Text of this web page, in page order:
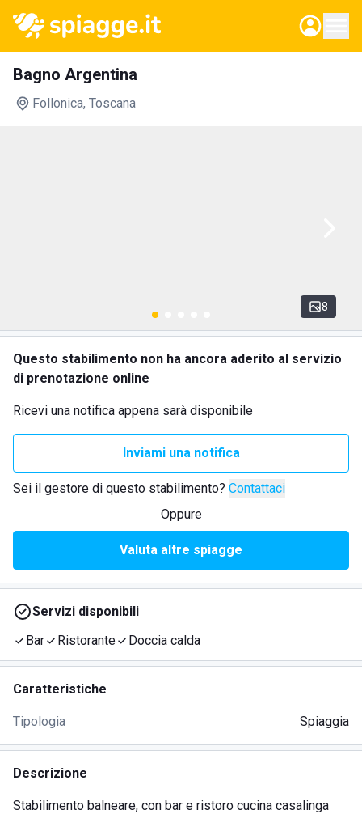
Bagno Argentina
Follonica, Toscana
8
Questo stabilimento non ha ancora aderito al servizio
di prenotazione online
Ricevi una notifica appena sarà disponibile
Inviami una notifica
Sei il gestore di questo stabilimento? Contattaci
Oppure
Valuta altre spiagge
Servizi disponibili
Bar
Ristorante Doccia calda
Caratteristiche
Tipologia Spiaggia
Descrizione
Stabilimento balneare, con bar e ristoro cucina casalinga